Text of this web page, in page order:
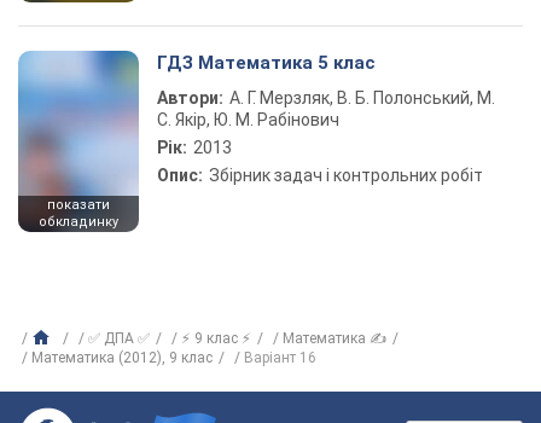
показати
обкладинку
ГДЗ Математика 5 клас
Автори: А. Г. Мерзляк, В. Б. Полонський, М.
С. Якір, Ю. М. Рабінович
Рік: 2013
Опис: Збірник задач і контрольних робіт
✅ ДПА ✅ ⚡ 9 клас ⚡
Математика ✍
Математика (2012), 9 клас
Варіант 16